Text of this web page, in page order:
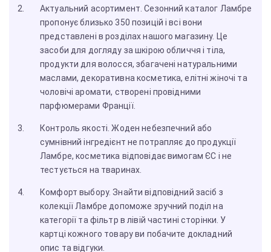
Актуальний асортимент. Сезонний каталог Ламбре
пропонує близько 350 позицій і всі вони
представлені в розділах нашого магазину. Це
засоби для догляду за шкірою обличчя і тіла,
продукти для волосся, збагачені натуральними
маслами, декоративна косметика, елітні жіночі та
чоловічі аромати, створені провідними
парфюмерами Франції.
Контроль якості. Жоден небезпечний або
сумнівний інгредієнт не потрапляє до продукції
Ламбре, косметика відповідає вимогам ЄС і не
тестується на тваринах.
Комфорт выбору. Знайти відповідний засіб з
колекції Ламбре допоможе зручний поділ на
категорії та фільтр в лівій частині сторінки. У
картці кожного товару ви побачите докладний
опис та відгуки.